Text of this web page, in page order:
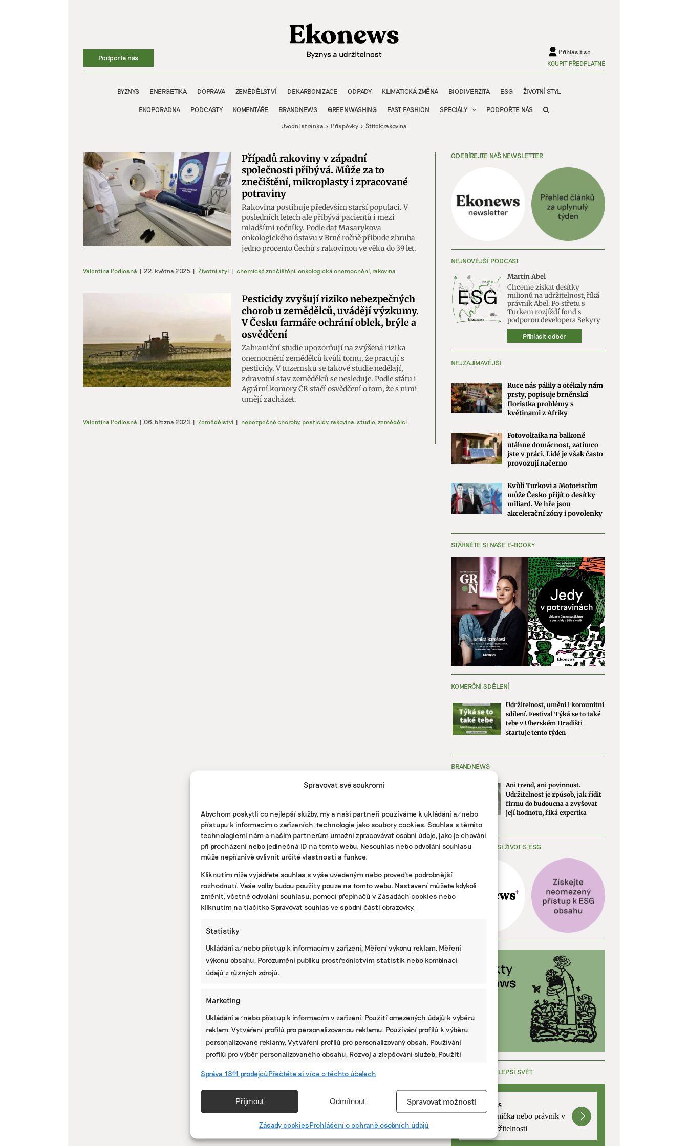
Spravovat své soukromí
Abychom poskytli co nejlepší služby, my a naši partneři používáme k ukládání a/nebo
přístupu k informacím o zařízeních, technologie jako soubory cookies. Souhlas s těmito
technologiemi nám a našim partnerům umožní zpracovávat osobní údaje, jako je chování
při procházení nebo jedinečná ID na tomto webu. Nesouhlas nebo odvolání souhlasu
může nepříznivě ovlivnit určité vlastnosti a funkce.
Kliknutím níže vyjádřete souhlas s výše uvedeným nebo proveďte podrobnější
rozhodnutí. Vaše volby budou použity pouze na tomto webu. Nastavení můžete kdykoli
změnit, včetně odvolání souhlasu, pomocí přepínačů v Zásadách cookies nebo
kliknutím na tlačítko Spravovat souhlas ve spodní části obrazovky.
Statistiky
Ukládání a/nebo přístup k informacím v zařízení, Měření výkonu reklam, Měření
výkonu obsahu, Porozumění publiku prostřednictvím statistik nebo kombinací
údajů z různých zdrojů.
Marketing
Ukládání a/nebo přístup k informacím v zařízení, Použití omezených údajů k výběru
reklam, Vytváření profilů pro personalizovanou reklamu, Používání profilů k výběru
personalizované reklamy, Vytváření profilů pro personalizovaný obsah, Používání
profilů pro výběr personalizovaného obsahu, Rozvoj a zlepšování služeb, Použití
Přiřazování a kombinování údajů z jiných zdrojů údajů, Propojení různých
zařízení, Identifikace zařízení na základě automaticky přenášených
Správa 1811 prodejcůPřečtěte si více o těchto účelech
Příjmout Odmítnout Spravovat možnosti
Zásady cookiesProhlášení o ochraně osobních údajů
Podpořte nás
Přihlásit se
KOUPIT PŘEDPLATNÉ
BYZNYS ENERGETIKA DOPRAVA ZEMĚDĚLSTVÍ DEKARBONIZACE ODPADY KLIMATICKÁ ZMĚNA BIODIVERZITA ESG ŽIVOTNÍ STYL
EKOPORADNA PODCASTY KOMENTÁŘE BRANDNEWS GREENWASHING FAST FASHION SPECIÁLY PODPOŘTE NÁS
Úvodní stránka Příspěvky Štítek:rakovina
Případů rakoviny v západní
společnosti přibývá. Může za to
znečištění, mikroplasty i zpracované
potraviny
Rakovina postihuje především starší populaci. V
posledních letech ale přibývá pacientů i mezi
mladšími ročníky. Podle dat Masarykova
onkologického ústavu v Brně ročně přibude zhruba
jedno procento Čechů s rakovinou ve věku do 39 let.
Valentina Podlesná | 22. května 2025 | Životní styl | chemické znečištění, onkologická onemocnění, rakovina
Pesticidy zvyšují riziko nebezpečných
chorob u zemědělců, uvádějí výzkumy.
V Česku farmáře ochrání oblek, brýle a
osvědčení
Zahraniční studie upozorňují na zvýšená rizika
onemocnění zemědělců kvůli tomu, že pracují s
pesticidy. V tuzemsku se takové studie nedělají,
zdravotní stav zemědělců se nesleduje. Podle státu i
Agrární komory ČR stačí osvědčení o tom, že s nimi
umějí zacházet.
Valentina Podlesná | 06. března 2023 | Zemědělství | nebezpečné choroby, pesticidy, rakovina, studie, zemědělci
ODEBÍREJTE NÁŠ NEWSLETTER
NEJNOVĚJŠÍ PODCAST
Martin Abel
Chceme získat desítky
milionů na udržitelnost, říká
právník Abel. Po střetu s
Turkem rozjíždí fond s
podporou developera Sekyry
Přihlásit odběr
NEJZAJÍMAVĚJŠÍ
Ruce nás pálily a otékaly nám
prsty, popisuje brněnská
floristka problémy s
květinami z Afriky
Fotovoltaika na balkoně
utáhne domácnost, zatímco
jste v práci. Lidé je však často
provozují načerno
Kvůli Turkovi a Motoristům
může Česko přijít o desítky
miliard. Ve hře jsou
akcelerační zóny i povolenky
STÁHNĚTE SI NAŠE E-BOOKY
KOMERČNÍ SDĚLENÍ
Udržitelnost, umění i komunitní
sdílení. Festival Týká se to také
tebe v Uherském Hradišti
startuje tento týden
BRANDNEWS
Ani trend, ani povinnost.
Udržitelnost je způsob, jak řídit
firmu do budoucna a zvyšovat
její hodnotu, říká expertka
ZJEDNODUŠTE SI ŽIVOT S ESG
PRÁCE, KTERÁ ZLEPŠÍ SVĚT
mutualus
Stáž: právnička nebo právník v
oblasti udržitelnosti